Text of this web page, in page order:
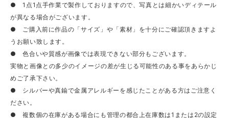
● 1点1点手作業で製作しておりますので、写真とは細かいディテール
が異なる場合がございます。
● ご購入前に作品の「サイズ」や「素材」を十分にご確認頂きますよ
うお願い致します。
● 色合いや質感が画像では表現できない部分もございます。
実物と画像との多少のイメージの差が生じる可能性のある事をあらかじ
めご了承下さい。
● シルバーや真鍮で金属アレルギーを感じたことがある方はご注意く
ださい。
● 複数個の在庫がある場合にも管理の都合上在庫数は1または2の設定